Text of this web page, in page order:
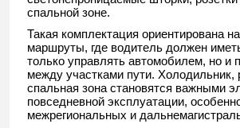
спальной зоне.
Такая комплектация ориентирована
маршруты, где водитель должен
только управлять автомобилем, но и
между участками пути. Холодильник,
спальная зона становятся важными
повседневной эксплуатации,
межрегиональных и